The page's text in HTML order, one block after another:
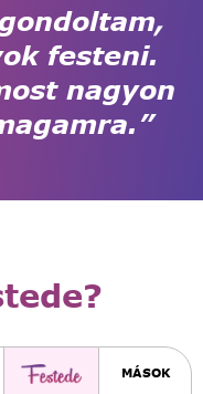
festeni.
nagyon
MÁSOK